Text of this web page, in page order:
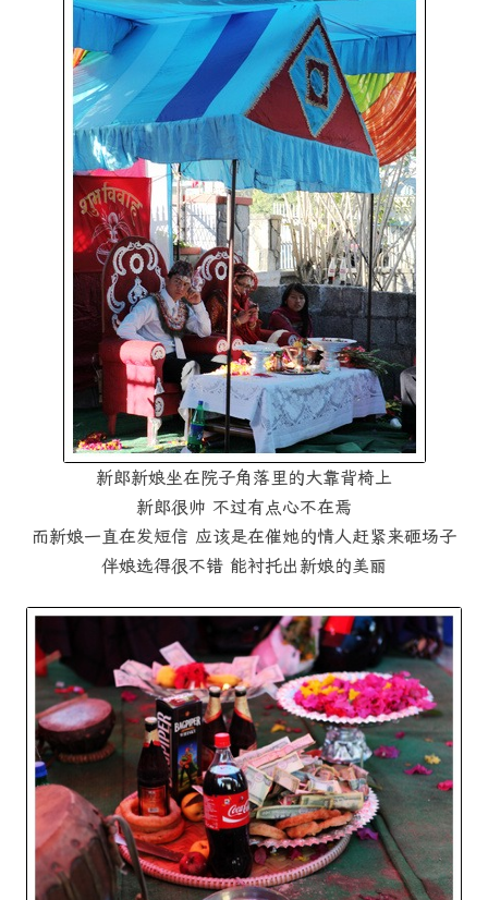
新郎新娘坐在院子角落里的大靠背椅上
新郎很帅 不过有点心不在焉
而新娘一直在发短信 应该是在催她的情人赶紧来砸场子
伴娘选得很不错 能衬托出新娘的美丽